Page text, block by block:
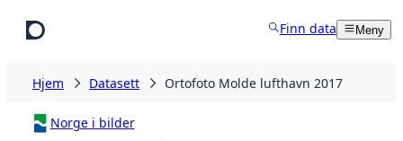
Finn data Meny
Hjem Datasett Ortofoto Molde lufthavn 2017
Norge i bilder